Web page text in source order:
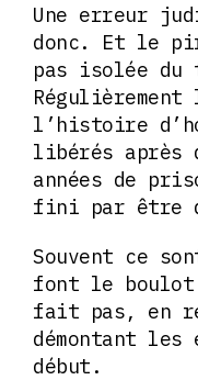
Une erreur
donc. Et le
pas isolée du
l’histoire
libérés après
années de
fini par être
Souvent ce
font le
fait pas, en
démontant les
début.